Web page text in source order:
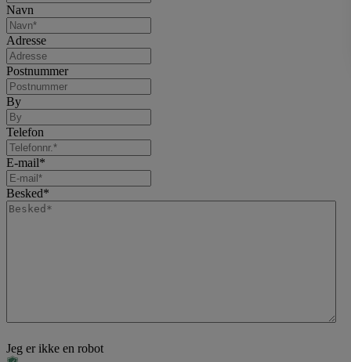
Navn
Adresse
Postnummer
By
Telefon
E-mail*
Besked*
Jeg er ikke en robot